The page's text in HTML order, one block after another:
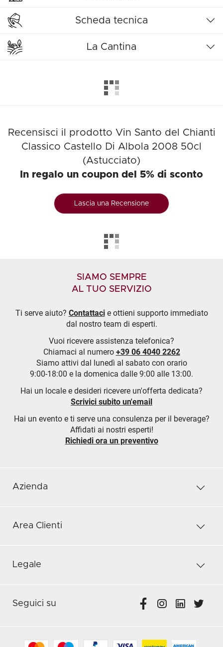
Scheda tecnica
La Cantina
Recensisci il prodotto Vin Santo del Chianti
Classico Castello Di Albola 2008 50cl
(Astucciato)
In regalo un coupon del 5% di sconto
Lascia una Recensione
SIAMO SEMPRE
AL TUO SERVIZIO
Ti serve aiuto? Contattacie ottieni supporto immediato
dal nostro team di esperti.
Vuoi ricevere assistenza telefonica?
Chiamaci al numero +39 06 4040 2262
Siamo attivi dal lunedì al sabato con orario
9:00-18:00 e la domenica dalle 9:00 alle 13:00.
Hai un locale e desideri ricevere un'offerta dedicata?
Scrivici subito un'email
Hai un evento e ti serve una consulenza per il beverage?
Affidati ai nostri esperti!
Richiedi ora un preventivo
Azienda
Area Clienti
Legale
Seguici su